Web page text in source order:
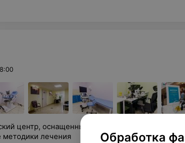
центр, оснащенный новым оборудованием и
лечения
Обработка